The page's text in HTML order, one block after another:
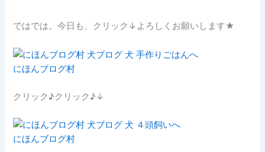
ではでは。今日も、クリック↓よろしくお願いします★
にほんブログ村
クリック♪クリック♪↓
にほんブログ村